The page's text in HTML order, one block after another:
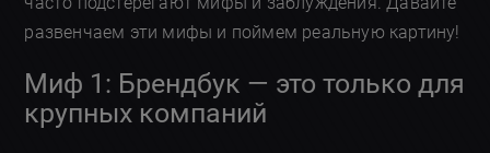
развенчаем эти мифы и поймем реальную картину!
Миф 1: Брендбук — это только для
крупных компаний